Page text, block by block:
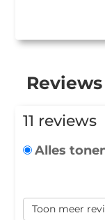
11 reviews
Alles
Toon meer